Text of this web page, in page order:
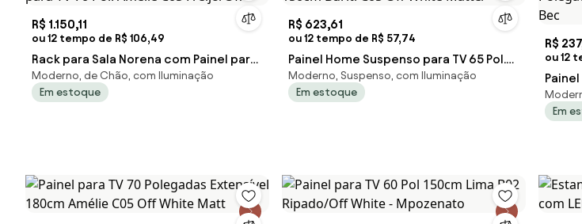
R$ 1.150,11
ou 12 tempo de R$ 106,49
Rack para Sala Norena com Painel para
TV 70 Pol. Amélie C05 Freijó/Off
Moderno, de Chão, com Iluminação
Em estoque
R$ 623,61
ou 12 tempo de R$ 57,74
Painel Home Suspenso para TV 65 Pol.
150cm Buriti C05 Off White Matte/
Moderno, Suspenso, com Iluminação
Em estoque
R$
ou 12
Bec
Em